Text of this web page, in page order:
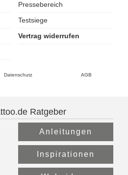
Pressebereich
Testsiege
Vertrag widerrufen
Datenschutz AGB
Ratgeber
Anleitungen
Inspirationen